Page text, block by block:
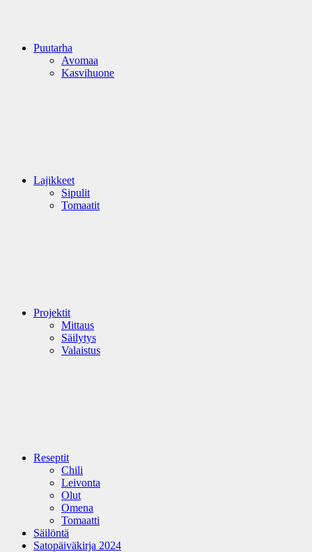
Puutarha
Avomaa
Kasvihuone
Lajikkeet
Sipulit
Tomaatit
Projektit
Mittaus
Säilytys
Valaistus
Reseptit
Chili
Leivonta
Olut
Omena
Tomaatti
Säilöntä
Satopäiväkirja 2024